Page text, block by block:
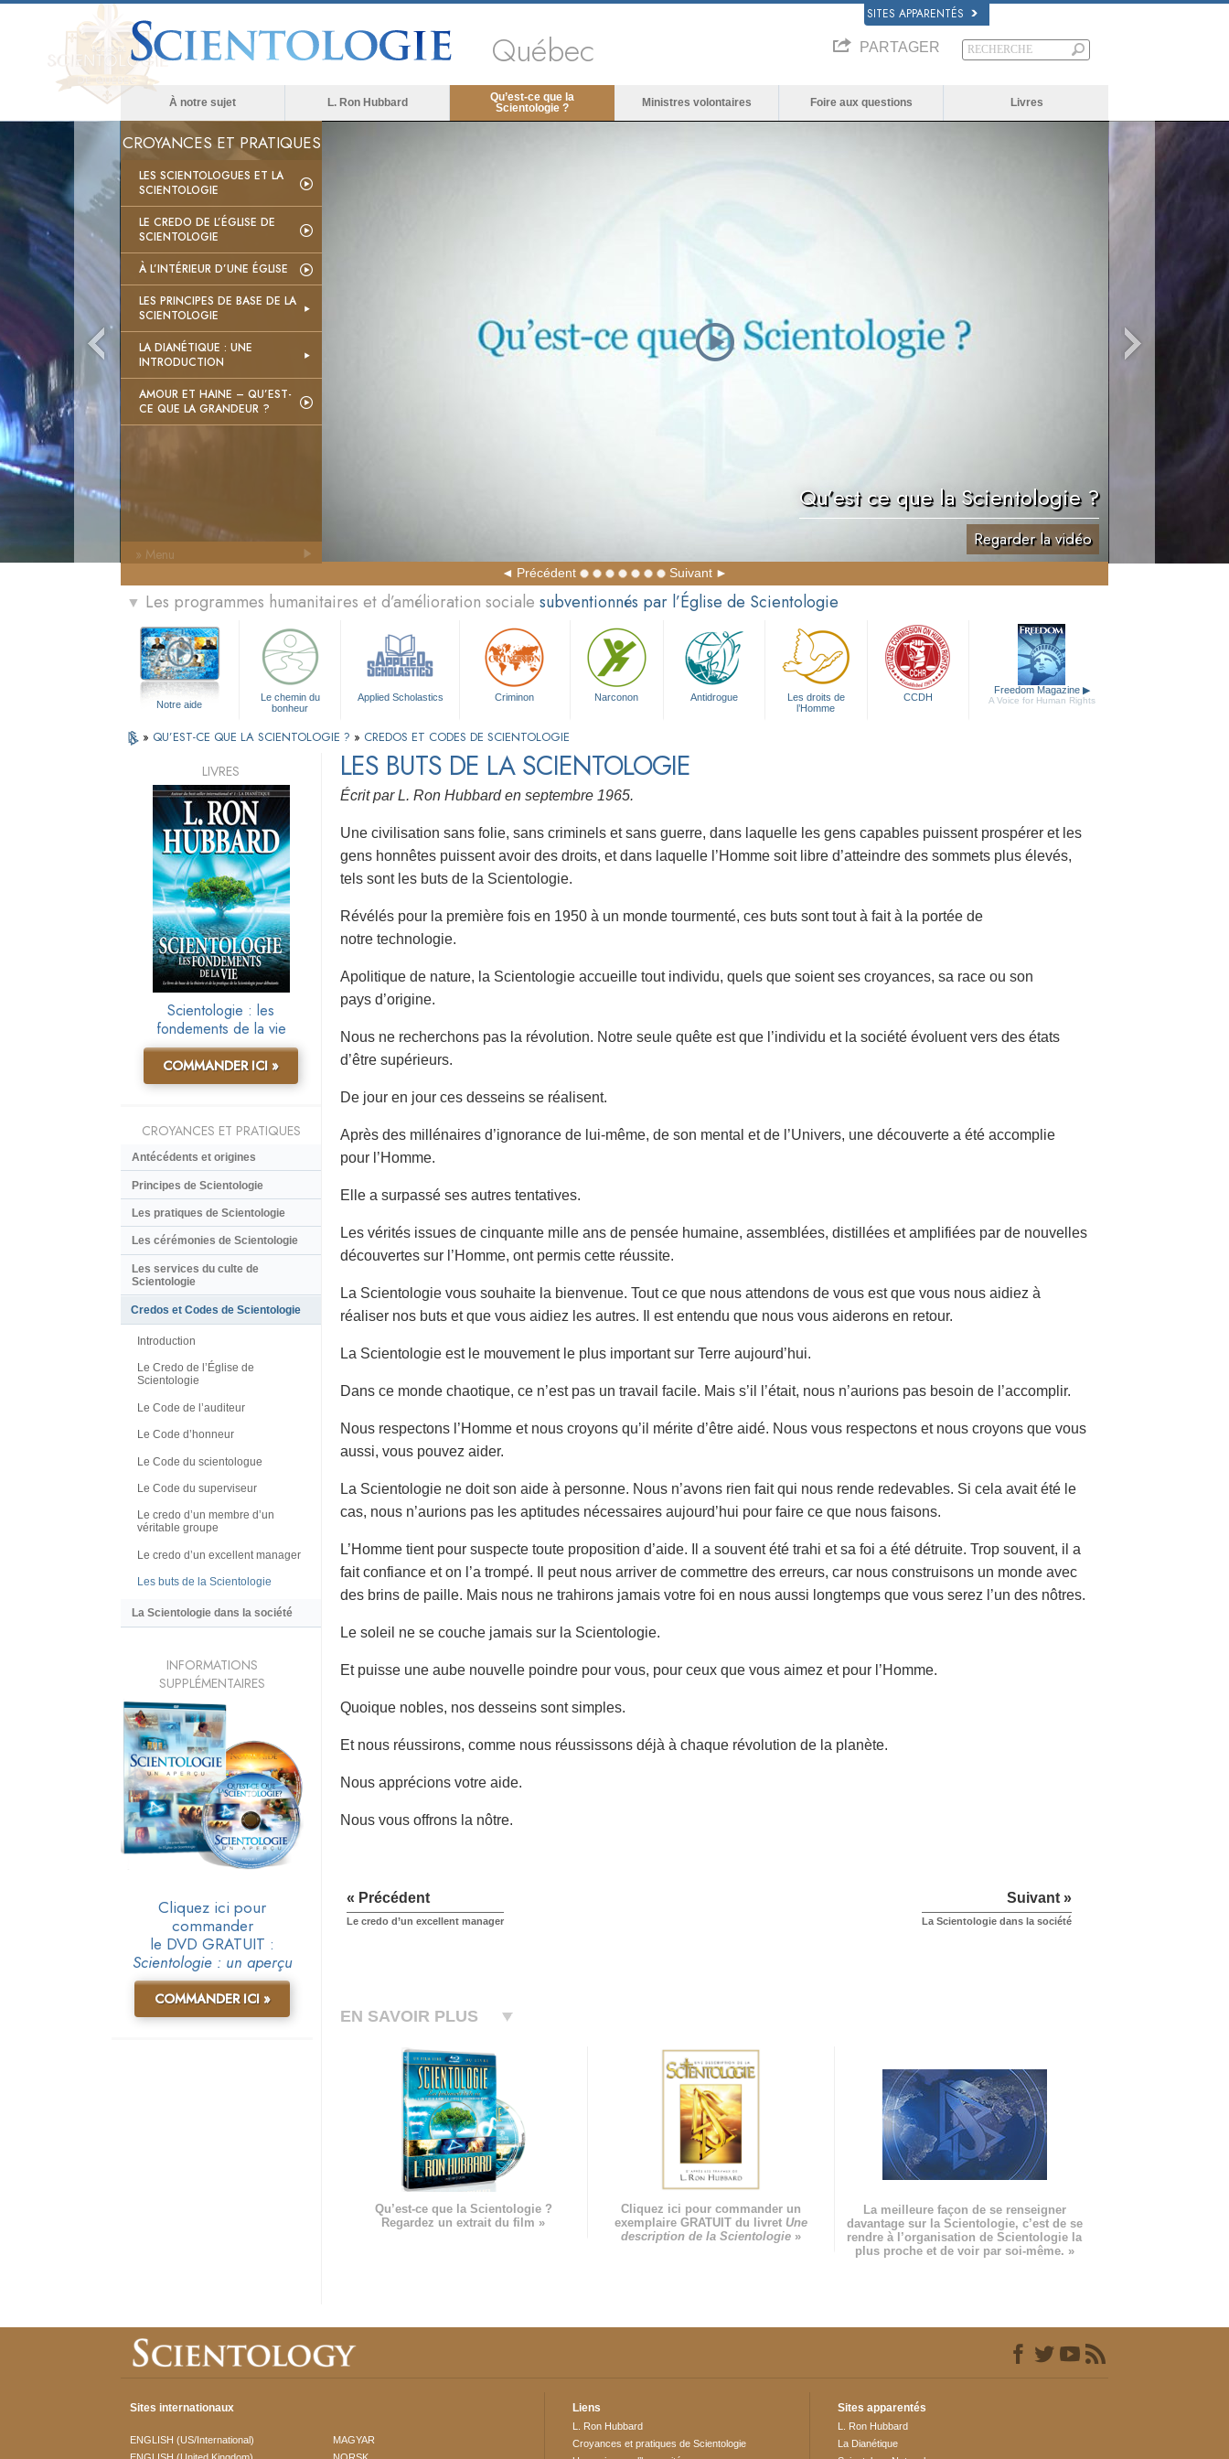
SITES APPARENTÉS
Québec PARTAGER
À notre sujet L. Ron Hubbard
Qu’est-ce que la
Scientologie ?
Ministres volontaires Foire aux questions Livres
CROYANCES ET PRATIQUES
LES SCIENTOLOGUES ET LA
SCIENTOLOGIE
LE CREDO DE L’ÉGLISE DE
SCIENTOLOGIE
À L’INTÉRIEUR D’UNE ÉGLISE
LES PRINCIPES DE BASE DE LA
SCIENTOLOGIE
LA DIANÉTIQUE : UNE
INTRODUCTION
AMOUR ET HAINE – QU’EST-
CE QUE LA GRANDEUR ?
Qu’est ce que la Scientologie ?
Regarder la vidéo
Précédent Suivant
» Menu
▼ Les programmes humanitaires et d’amélioration sociale subventionnés par l’Église de Scientologie
Notre aide
Le chemin du
bonheur
Applied Scholastics Criminon Narconon Antidrogue
Les droits de
l’Homme
CCDH
Freedom Magazine ▶
A Voice for Human Rights
» QU’EST-CE QUE LA SCIENTOLOGIE ? » CREDOS ET CODES DE SCIENTOLOGIE
LES BUTS DE LA SCIENTOLOGIE
Écrit par L. Ron Hubbard en septembre 1965.
Une civilisation sans folie, sans criminels et sans guerre, dans laquelle les gens capables puissent prospérer et les
gens honnêtes puissent avoir des droits, et dans laquelle l’Homme soit libre d’atteindre des sommets plus élevés,
tels sont les buts de la Scientologie.
Révélés pour la première fois en 1950 à un monde tourmenté, ces buts sont tout à fait à la portée de
notre technologie.
Apolitique de nature, la Scientologie accueille tout individu, quels que soient ses croyances, sa race ou son
pays d’origine.
Nous ne recherchons pas la révolution. Notre seule quête est que l’individu et la société évoluent vers des états
d’être supérieurs.
De jour en jour ces desseins se réalisent.
Après des millénaires d’ignorance de lui-même, de son mental et de l’Univers, une découverte a été accomplie
pour l’Homme.
Elle a surpassé ses autres tentatives.
Les vérités issues de cinquante mille ans de pensée humaine, assemblées, distillées et amplifiées par de nouvelles
découvertes sur l’Homme, ont permis cette réussite.
La Scientologie vous souhaite la bienvenue. Tout ce que nous attendons de vous est que vous nous aidiez à
réaliser nos buts et que vous aidiez les autres. Il est entendu que nous vous aiderons en retour.
La Scientologie est le mouvement le plus important sur Terre aujourd’hui.
Dans ce monde chaotique, ce n’est pas un travail facile. Mais s’il l’était, nous n’aurions pas besoin de l’accomplir.
Nous respectons l’Homme et nous croyons qu’il mérite d’être aidé. Nous vous respectons et nous croyons que vous
aussi, vous pouvez aider.
La Scientologie ne doit son aide à personne. Nous n’avons rien fait qui nous rende redevables. Si cela avait été le
cas, nous n’aurions pas les aptitudes nécessaires aujourd’hui pour faire ce que nous faisons.
L’Homme tient pour suspecte toute proposition d’aide. Il a souvent été trahi et sa foi a été détruite. Trop souvent, il a
fait confiance et on l’a trompé. Il peut nous arriver de commettre des erreurs, car nous construisons un monde avec
des brins de paille. Mais nous ne trahirons jamais votre foi en nous aussi longtemps que vous serez l’un des nôtres.
Le soleil ne se couche jamais sur la Scientologie.
Et puisse une aube nouvelle poindre pour vous, pour ceux que vous aimez et pour l’Homme.
Quoique nobles, nos desseins sont simples.
Et nous réussirons, comme nous réussissons déjà à chaque révolution de la planète.
Nous apprécions votre aide.
Nous vous offrons la nôtre.
« Précédent
Le credo d’un excellent manager
Suivant »
La Scientologie dans la société
EN SAVOIR PLUS
Qu’est-ce que la Scientologie ?
Regardez un extrait du film »
Cliquez ici pour commander un
exemplaire GRATUIT du livret Une
description de la Scientologie»
La meilleure façon de se renseigner
davantage sur la Scientologie, c’est de se
rendre à l’organisation de Scientologie la
plus proche et de voir par soi-même. »
LIVRES
Scientologie : les
fondements de la vie
COMMANDER ICI »
CROYANCES ET PRATIQUES
Antécédents et origines
Principes de Scientologie
Les pratiques de Scientologie
Les cérémonies de Scientologie
Les services du culte de
Scientologie
Credos et Codes de Scientologie
Introduction
Le Credo de l’Église de
Scientologie
Le Code de l’auditeur
Le Code d’honneur
Le Code du scientologue
Le Code du superviseur
Le credo d’un membre d’un
véritable groupe
Le credo d’un excellent manager
Les buts de la Scientologie
La Scientologie dans la société
INFORMATIONS
SUPPLÉMENTAIRES
Cliquez ici pour
commander
le DVD GRATUIT :
Scientologie : un aperçu
COMMANDER ICI »
Sites internationaux
ENGLISH (US/International)
MAGYAR
Liens
L. Ron Hubbard
Croyances et pratiques de Scientologie
Sites apparentés
L. Ron Hubbard
La Dianétique